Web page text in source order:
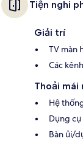
Tiện nghi
Giải trí
TV màn
Các
Thoải mái
Hệ
Dụng
Bàn ủi/